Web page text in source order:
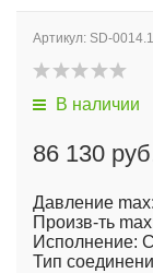
Артикул: SD-
В наличии
86 130
Давление
Произв-ть
Исполнение:
Тип